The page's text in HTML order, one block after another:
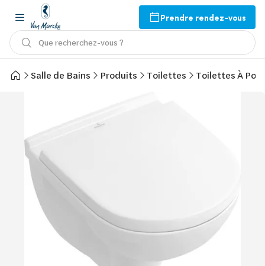
Prendre rendez-vous
Que recherchez-vous ?
Salle de Bains Produits Toilettes Toilettes À